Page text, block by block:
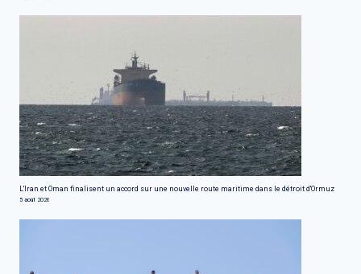
L'Iran et Oman finalisent un accord sur une nouvelle route maritime dans le détroit d'Ormuz
5 août 2026